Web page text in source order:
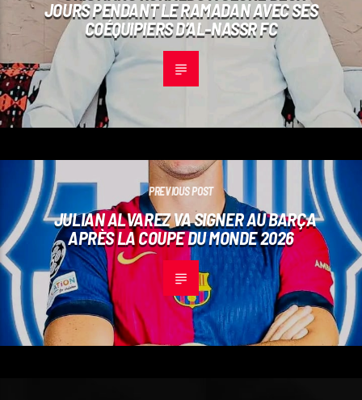
JOURS PENDANT LE RAMADAN AVEC SES
COÉQUIPIERS D’AL-NASSR FC
PREVIOUS POST
JULIAN ALVAREZ VA SIGNER AU BARÇA
APRÈS LA COUPE DU MONDE 2026